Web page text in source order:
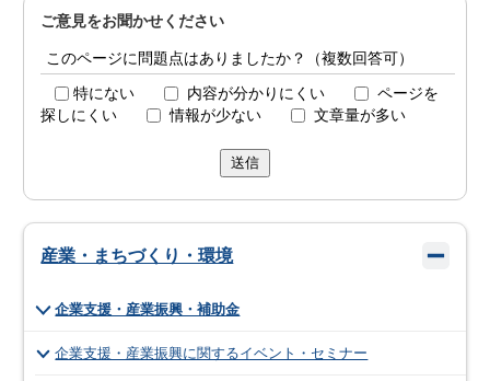
ご意見をお聞かせください
このページに問題点はありましたか？（複数回答可）
特にない 内容が分かりにくい
ページを
探しにくい
情報が少ない 文章量が多い
送信
産業・まちづくり・環境
企業支援・産業振興・補助金
企業支援・産業振興に関するイベント・セミナー